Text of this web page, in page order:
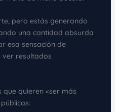
pero estás generando
una cantidad absurda
esa sensación de
ver resultados
quieren «ser más